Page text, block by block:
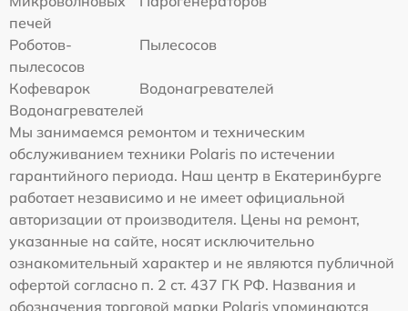
печей
Роботов-
пылесосов
Пылесосов
Кофеварок
Водонагревателей
Водонагревателей
Мы занимаемся ремонтом и техническим
обслуживанием техники Polaris по истечении
гарантийного периода. Наш центр в Екатеринбурге
работает независимо и не имеет официальной
авторизации от производителя. Цены на ремонт,
указанные на сайте, носят исключительно
ознакомительный характер и не являются публичной
офертой согласно п. 2 ст. 437 ГК РФ. Названия и
обозначения торговой марки Polaris упоминаются